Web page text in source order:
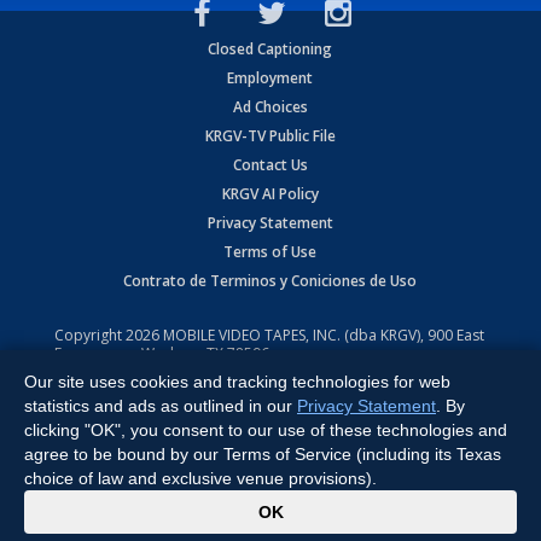
Closed Captioning
Employment
Ad Choices
KRGV-TV Public File
Contact Us
KRGV AI Policy
Privacy Statement
Terms of Use
Contrato de Terminos y Coniciones de Uso
Copyright2026 MOBILE VIDEO TAPES, INC. (dba KRGV), 900 East
Expressway, Weslaco, TX 78596.
All Rights Reserved. Powered by:Ruby Shore Software
Our site uses cookies and tracking technologies for web
statistics and ads as outlined in our Privacy Statement . By
clicking "OK", you consent to our use of these technologies and
agree to be bound by our Terms of Service (including its Texas
choice of law and exclusive venue provisions).
OK